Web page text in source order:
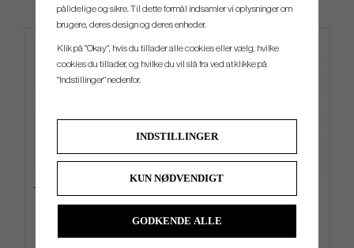
Titleist Players S4 - Stand Bag
kr.1 699kr.2 039
4 FOR 3
Srixon AD 333 - 2026 - White
kr.209kr.239
pålidelige og sikre. Til dette formål indsamler vi oplysninger om
brugere, deres design og deres enheder.
Klik på "Okay", hvis du tillader alle cookies eller vælg, hvilke
cookies du tillader, og hvilke du vil slå fra ved at klikke på
"Indstillinger" nedenfor.
INDSTILLINGER
KUN NØDVENDIGT
GODKENDE ALLE